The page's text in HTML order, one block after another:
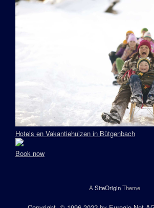
Hotels en Vakantiehuizen in Bütgenbach
Book now
A SiteOriginTheme